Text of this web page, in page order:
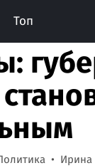
Топ
Ирина